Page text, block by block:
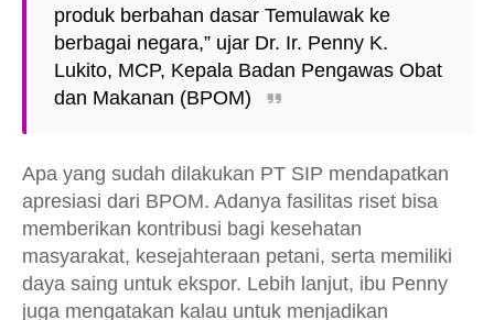
produk berbahan dasar Temulawak ke
berbagai negara,” ujar Dr. Ir. Penny K.
Lukito, MCP, Kepala Badan Pengawas Obat
dan Makanan (BPOM)
Apa yang sudah dilakukan PT SIP mendapatkan
apresiasi dari BPOM. Adanya fasilitas riset bisa
memberikan kontribusi bagi kesehatan
masyarakat, kesejahteraan petani, serta memiliki
daya saing untuk ekspor. Lebih lanjut, ibu Penny
juga mengatakan kalau untuk menjadikan